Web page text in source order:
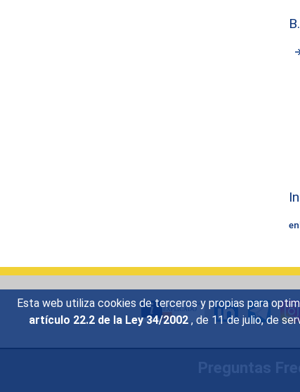
Esta web utiliza cookies de terceros y propias para
artículo 22.2 de la Ley 34/2002 , de 11 de julio, de
Preguntas